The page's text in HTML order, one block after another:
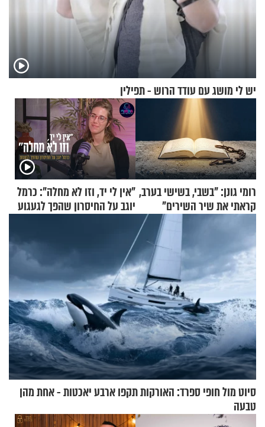
יש לי מושג עם עודד הרוש - תפילין
רומי גונן: "בשבי, בשישי בערב,
קראתי את שיר השירים"
"אין לי יד, וזו לא מחלה": כרמל
יוגב על החיסרון שהפך לגעגוע
סיוט מול חופי ספרד: האורקות תקפו ארבע יאכטות - אחת מהן
טבעה